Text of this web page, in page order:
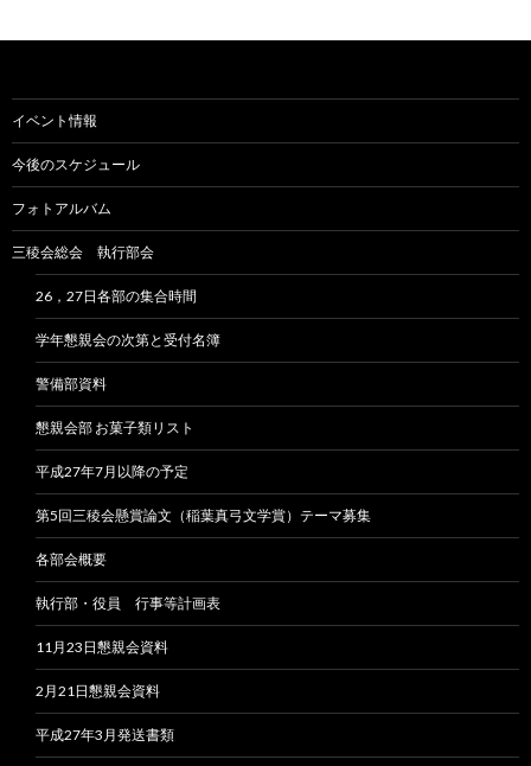
イベント情報
今後のスケジュール
フォトアルバム
三稜会総会 執行部会
26，27日各部の集合時間
学年懇親会の次第と受付名簿
警備部資料
懇親会部 お菓子類リスト
平成27年7月以降の予定
第5回三稜会懸賞論文（稲葉真弓文学賞）テーマ募集
各部会概要
執行部・役員 行事等計画表
11月23日懇親会資料
2月21日懇親会資料
平成27年3月発送書類